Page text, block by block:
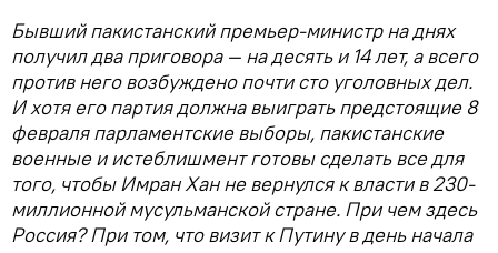
Бывший пакистанский премьер-министр на днях
получил два приговора — на десять и 14 лет, а всего
против него возбуждено почти сто уголовных дел.
И хотя его партия должна выиграть предстоящие 8
февраля парламентские выборы, пакистанские
военные и истеблишмент готовы сделать все для
того, чтобы Имран Хан не вернулся к власти в 230-
миллионной мусульманской стране. При чем здесь
Россия? При том, что визит к Путину в день начала